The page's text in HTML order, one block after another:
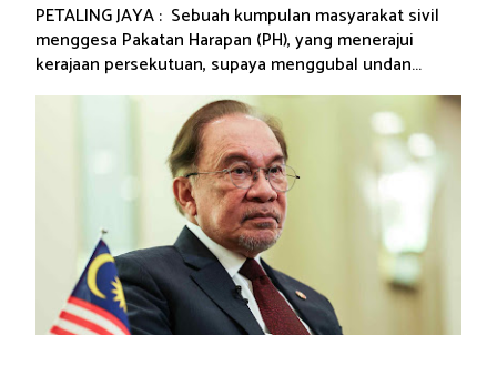
PETALING JAYA : Sebuah kumpulan masyarakat sivil
menggesa Pakatan Harapan (PH), yang menerajui
kerajaan persekutuan, supaya menggubal undan...